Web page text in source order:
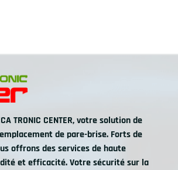
TRONIC CENTER, votre solution de
de pare-brise. Forts de
offrons des services de haute
et efficacité. Votre sécurité sur la